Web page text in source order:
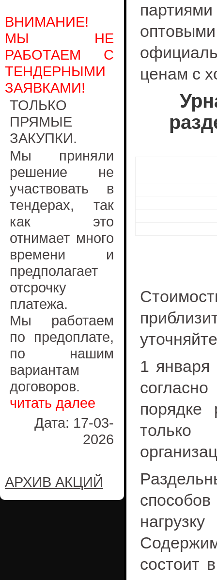
ВНИМАНИЕ!
МЫ НЕ
РАБОТАЕМ С
ТЕНДЕРНЫМИ
ЗАЯВКАМИ!
ТОЛЬКО
ПРЯМЫЕ
ЗАКУПКИ.
Мы приняли
решение не
участвовать в
тендерах, так
как это
отнимает много
времени и
предполагает
отсрочку
платежа.
Мы работаем
по предоплате,
по нашим
вариантам
договоров.
читать далее
Дата: 17-03-
2026
АРХИВ АКЦИЙ
ценам с
1
порядке
состоит